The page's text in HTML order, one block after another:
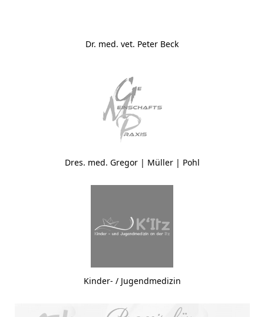
Dr. med. vet. Peter Beck
Dres. med. Gregor | Müller | Pohl
Kinder- / Jugendmedizin